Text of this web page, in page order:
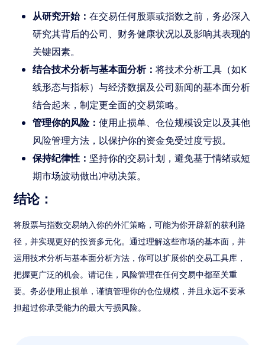
从研究开始：在交易任何股票或指数之前，务必深入
研究其背后的公司、财务健康状况以及影响其表现的
关键因素。
结合技术分析与基本面分析：将技术分析工具（如K
线形态与指标）与经济数据及公司新闻的基本面分析
结合起来，制定更全面的交易策略。
管理你的风险：使用止损单、仓位规模设定以及其他
风险管理方法，以保护你的资金免受过度亏损。
保持纪律性： 坚持你的交易计划，避免基于情绪或短
期市场波动做出冲动决策。
结论：
将股票与指数交易纳入你的外汇策略，可能为你开辟新的获利路
径，并实现更好的投资多元化。通过理解这些市场的基本面，并
运用技术分析与基本面分析方法，你可以扩展你的交易工具库，
把握更广泛的机会。请记住，风险管理在任何交易中都至关重
要。务必使用止损单，谨慎管理你的仓位规模，并且永远不要承
担超过你承受能力的最大亏损风险。